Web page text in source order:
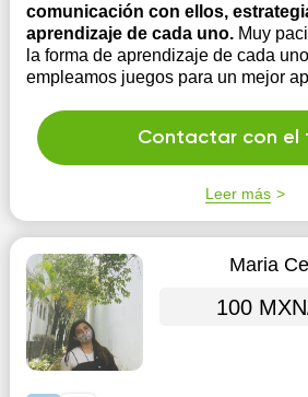
comunicación con ellos,
aprendizaje de cada uno. Muy
la forma de aprendizaje de cada
empleamos juegos para un mejor
Contactar con el
Leer más
Maria
100